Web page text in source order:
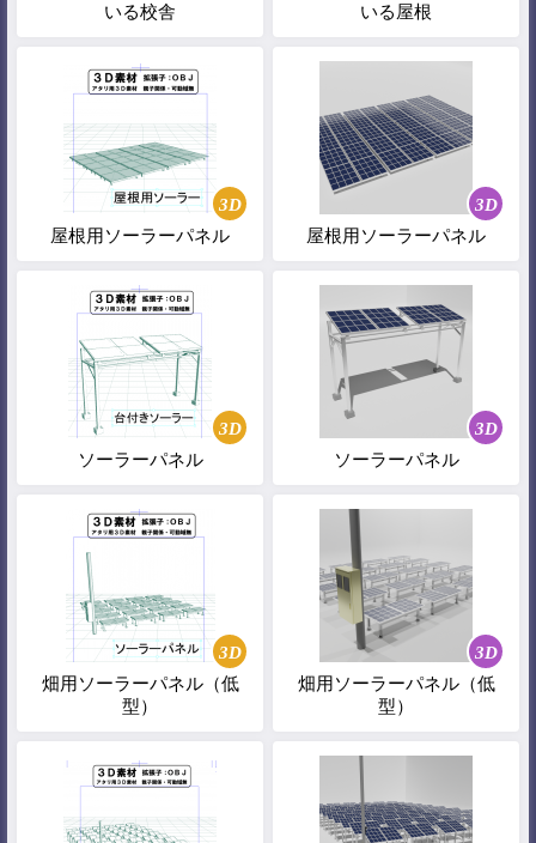
いる校舎
いる屋根
3D
屋根用ソーラーパネル
3D
屋根用ソーラーパネル
3D
ソーラーパネル
3D
ソーラーパネル
3D
畑用ソーラーパネル（低
型）
3D
畑用ソーラーパネル（低
型）